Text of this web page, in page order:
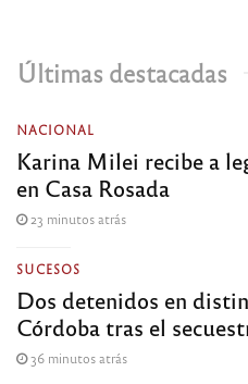
Últimas destacadas
NACIONAL
Karina Milei recibe a
en Casa Rosada
23 minutos atrás
SUCESOS
Dos detenidos en
Córdoba tras el
36 minutos atrás